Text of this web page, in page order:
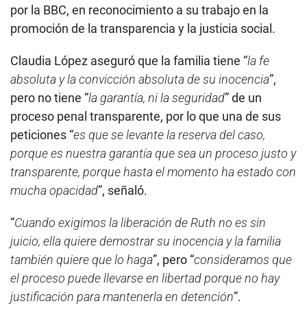
por la BBC, en reconocimiento a su trabajo en la
promoción de la transparencia y la justicia social.
Claudia López aseguró que la familia tiene “la fe
absoluta y la convicción absoluta de su inocencia”,
pero no tiene “la garantía, ni la seguridad” de un
proceso penal transparente, por lo que una de sus
peticiones “es que se levante la reserva del caso,
porque es nuestra garantía que sea un proceso justo y
transparente, porque hasta el momento ha estado con
mucha opacidad”, señaló.
“Cuando exigimos la liberación de Ruth no es sin
juicio, ella quiere demostrar su inocencia y la familia
también quiere que lo haga”, pero “consideramos que
el proceso puede llevarse en libertad porque no hay
justificación para mantenerla en detención”.